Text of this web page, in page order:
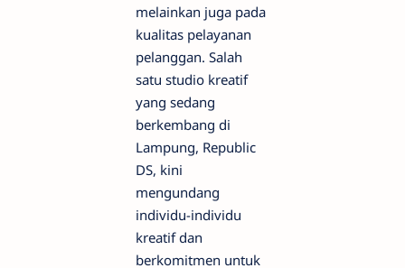
melainkan juga pada
kualitas pelayanan
pelanggan. Salah
satu studio kreatif
yang sedang
berkembang di
Lampung, Republic
DS, kini
mengundang
individu-individu
kreatif dan
berkomitmen untuk